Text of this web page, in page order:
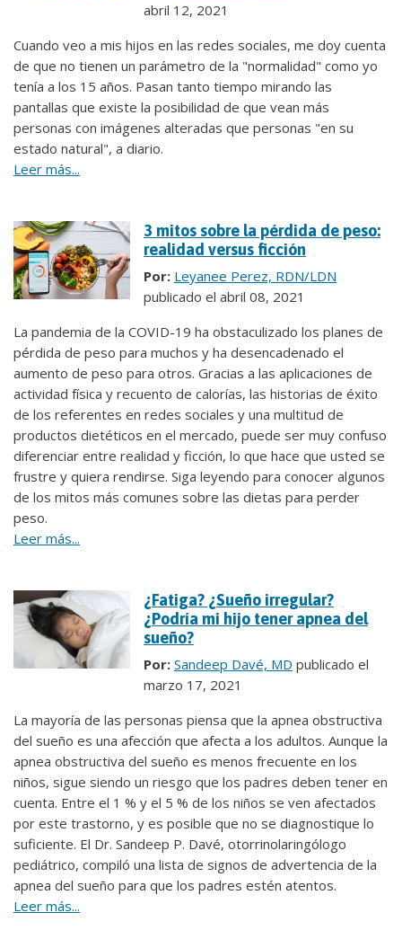
abril 12, 2021
Cuando veo a mis hijos en las redes sociales, me doy cuenta
de que no tienen un parámetro de la "normalidad" como yo
tenía a los 15 años. Pasan tanto tiempo mirando las
pantallas que existe la posibilidad de que vean más
personas con imágenes alteradas que personas "en su
estado natural", a diario.
Leer más...
3 mitos sobre la pérdida de peso:
realidad versus ficción
Por: Leyanee Perez, RDN/LDN
publicado el abril 08, 2021
La pandemia de la COVID-19 ha obstaculizado los planes de
pérdida de peso para muchos y ha desencadenado el
aumento de peso para otros. Gracias a las aplicaciones de
actividad física y recuento de calorías, las historias de éxito
de los referentes en redes sociales y una multitud de
productos dietéticos en el mercado, puede ser muy confuso
diferenciar entre realidad y ficción, lo que hace que usted se
frustre y quiera rendirse. Siga leyendo para conocer algunos
de los mitos más comunes sobre las dietas para perder
peso.
Leer más...
¿Fatiga? ¿Sueño irregular?
¿Podría mi hijo tener apnea del
sueño?
Por: Sandeep Davé, MD publicado el
marzo 17, 2021
La mayoría de las personas piensa que la apnea obstructiva
del sueño es una afección que afecta a los adultos. Aunque la
apnea obstructiva del sueño es menos frecuente en los
niños, sigue siendo un riesgo que los padres deben tener en
cuenta. Entre el 1 % y el 5 % de los niños se ven afectados
por este trastorno, y es posible que no se diagnostique lo
suficiente. El Dr. Sandeep P. Davé, otorrinolaringólogo
pediátrico, compiló una lista de signos de advertencia de la
apnea del sueño para que los padres estén atentos.
Leer más...